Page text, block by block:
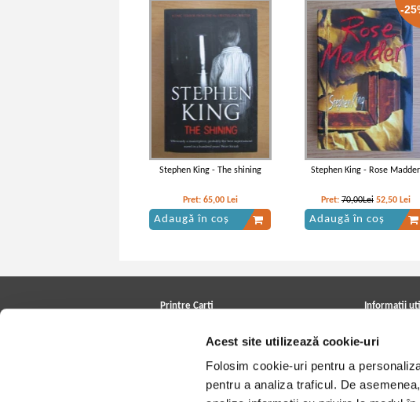
Acest site utilizează cookie-uri
Folosim cookie-uri pentru a
pentru a analiza traficul. De
Stephen King - The shining
Pret: 65,00 Lei
Adaugă în coș
-
Stephen King - Rose Madder
Pret:70,00Lei 52,50 Lei
Adaugă în coș
Printre Carti
Cele mai căutate cărți
Informatii
Achizitii viniluri,
Cum cumpar?
Politica de
Retur comenzi